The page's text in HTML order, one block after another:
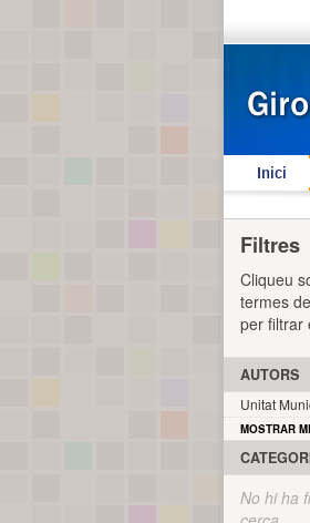
Inici
Filtres
Cliqueu
termes
per filtrar
AUTORS
Unitat
MOSTRAR
No hi ha